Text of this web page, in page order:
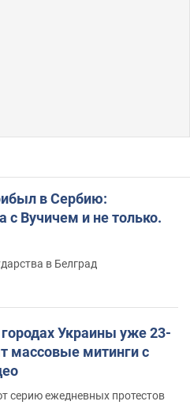
в Сербию:
с Вучичем и не только.
в Белград
Украины уже 23-
массовые митинги с
серию ежедневных протестов